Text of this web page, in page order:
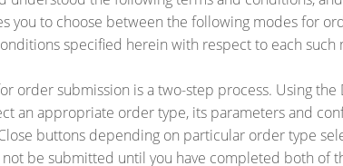
you to choose between the following modes for
specified herein with respect to each such
order submission is a two-step process. Using
an appropriate order type, its parameters and
buttons depending on particular order type
be submitted until you have completed both of